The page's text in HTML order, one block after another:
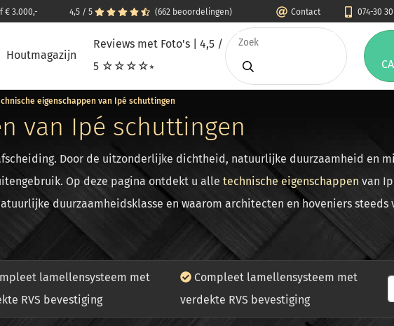
€ 3.000,- 4,5 / 5 (662 beoordelingen) Contact 074-30 30
Houtmagazijn
Reviews met Foto's | 4,5 /
5 ☆☆☆☆⭒
eigenschappen van Ipé schuttingen
van Ipé schuttingen
Door de uitzonderlijke dichtheid, natuurlijke duurzaamheid en
Op deze pagina ontdekt u alle technische eigenschappen van
duurzaamheidsklasse en waarom architecten en hoveniers steeds
lamellensysteem met
RVS bevestiging
Compleet lamellensysteem met
verdekte RVS bevestiging